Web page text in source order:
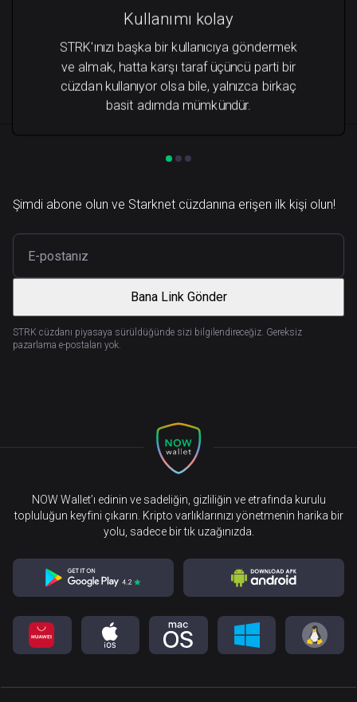
Kullanımı kolay
STRK'ınızı başka bir kullanıcıya göndermek
ve almak, hatta karşı taraf üçüncü parti bir
cüzdan kullanıyor olsa bile, yalnızca birkaç
basit adımda mümkündür.
Şimdi abone olun ve Starknet cüzdanına erişen ilk kişi olun!
Bana Link Gönder
STRK cüzdanı piyasaya sürüldüğünde sizi bilgilendireceğiz. Gereksiz
pazarlama e-postaları yok.
NOW Wallet’ı edinin ve sadeliğin, gizliliğin ve etrafında kurulu
topluluğun keyfini çıkarın. Kripto varlıklarınızı yönetmenin harika bir
yolu, sadece bir tık uzağınızda.